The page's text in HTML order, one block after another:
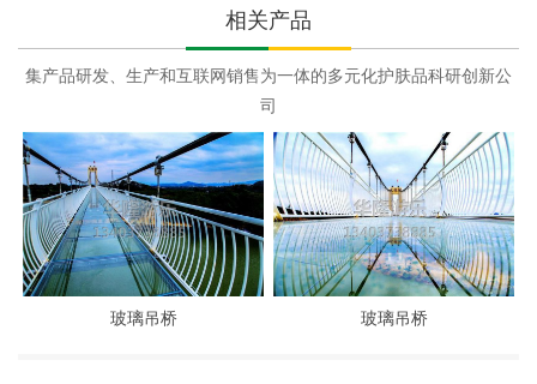
相关产品
集产品研发、生产和互联网销售为一体的多元化护肤品科研创新公
司
玻璃吊桥 玻璃吊桥